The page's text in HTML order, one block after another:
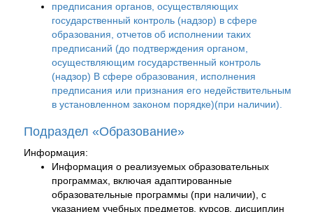
предписания органов, осуществляющих
государственный контроль (надзор) в сфере
образования, отчетов об исполнении таких
предписаний (до подтверждения органом,
осуществляющим государственный контроль
(надзор) B сфере образования, исполнения
предписания или признания его недействительным
в установленном законом порядке)(при наличии).
Подраздел «Образование»
Информация:
Информация о реализуемых образовательных
программах, включая адаптированные
образовательные программы (при наличии), с
указанием учебных предметов, курсов, дисциплин